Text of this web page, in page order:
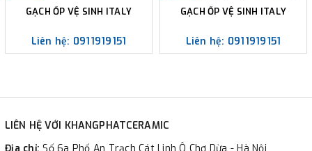
GẠCH ỐP VỆ SINH ITALY
Liên hệ: 0911919151
GẠCH ỐP VỆ SINH ITALY
Liên hệ: 0911919151
LIÊN HỆ VỚI KHANGPHATCERAMIC